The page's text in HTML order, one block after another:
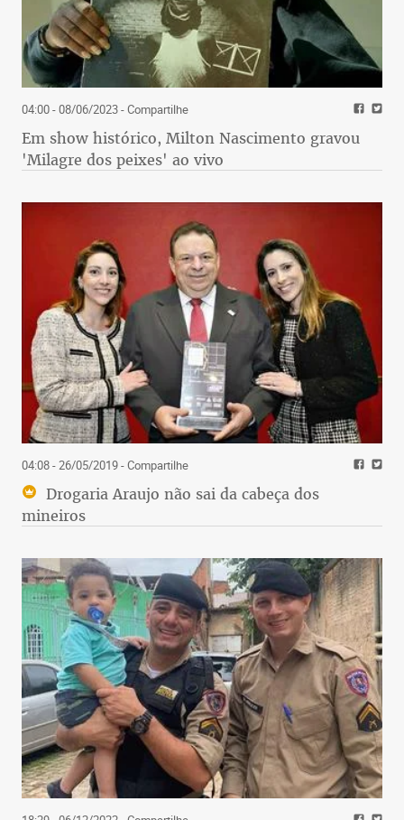
04:00 - 08/06/2023- Compartilhe
Em show histórico, Milton Nascimento gravou
'Milagre dos peixes' ao vivo
04:08 - 26/05/2019- Compartilhe
Drogaria Araujo não sai da cabeça dos
mineiros